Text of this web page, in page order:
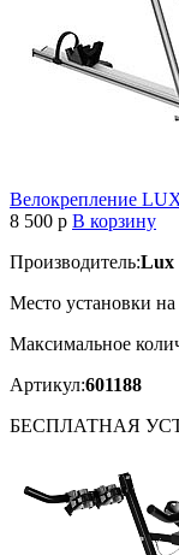
Велокрепление
8 500 p В корзину
Производитель:Lux
Место установки
Максимальное
Артикул:601188
БЕСПЛАТНАЯ